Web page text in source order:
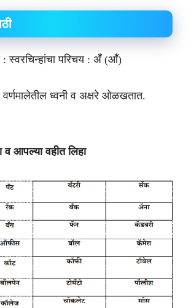
स्वरचिन्हांचा परिचय : अँ (आँ)
वर्णमालेतील ध्वनी व अक्षरे ओळखतात.
व आपल्या वहीत लिहा